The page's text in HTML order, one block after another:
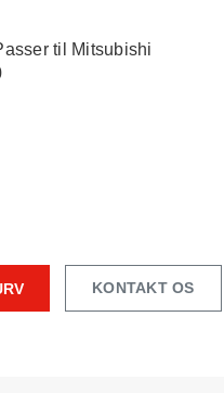
til Mitsubishi
KONTAKT OS